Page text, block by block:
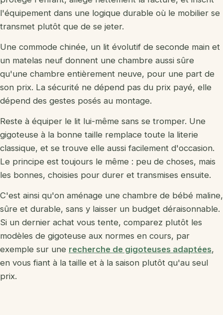
l'équipement dans une logique durable où le mobilier se
transmet plutôt que de se jeter.
Une commode chinée, un lit évolutif de seconde main et
un matelas neuf donnent une chambre aussi sûre
qu'une chambre entièrement neuve, pour une part de
son prix. La sécurité ne dépend pas du prix payé, elle
dépend des gestes posés au montage.
Reste à équiper le lit lui-même sans se tromper. Une
gigoteuse à la bonne taille remplace toute la literie
classique, et se trouve elle aussi facilement d'occasion.
Le principe est toujours le même : peu de choses, mais
les bonnes, choisies pour durer et transmises ensuite.
C'est ainsi qu'on aménage une chambre de bébé maline,
sûre et durable, sans y laisser un budget déraisonnable.
Si un dernier achat vous tente, comparez plutôt les
modèles de gigoteuse aux normes en cours, par
exemple sur une recherche de gigoteuses adaptées,
en vous fiant à la taille et à la saison plutôt qu'au seul
prix.